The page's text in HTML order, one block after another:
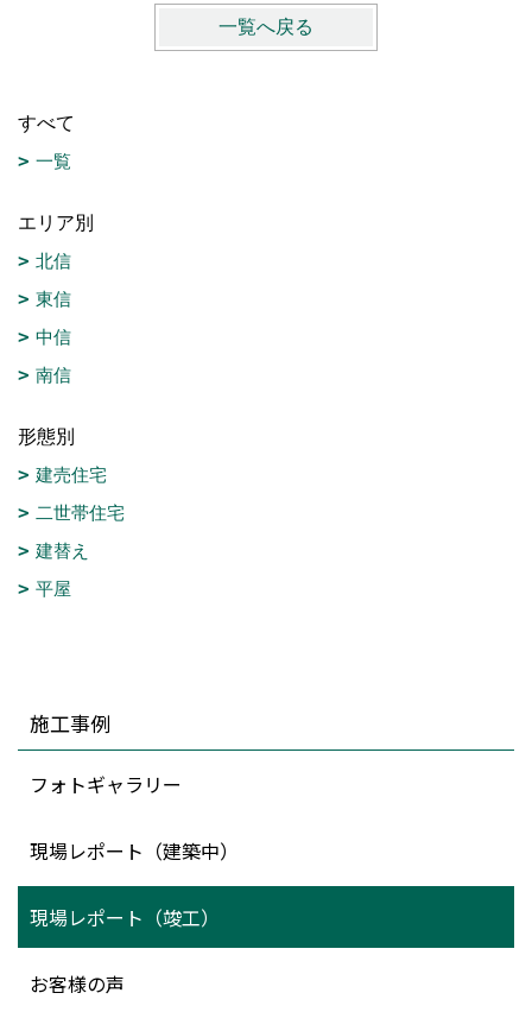
一覧へ戻る
すべて
一覧
エリア別
北信
東信
中信
南信
形態別
建売住宅
二世帯住宅
建替え
平屋
施工事例
フォトギャラリー
現場レポート（建築中）
現場レポート（竣工）
お客様の声